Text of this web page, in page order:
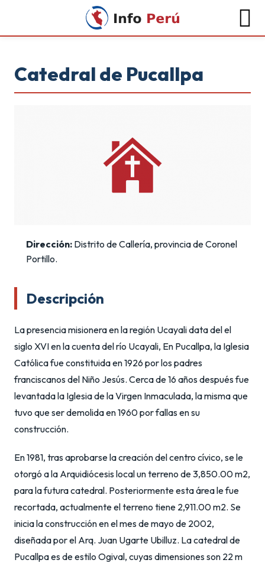
Catedral de Pucallpa
Dirección: Distrito de Callería, provincia de Coronel
Portillo.
Descripción
La presencia misionera en la región Ucayali data del el
siglo XVI en la cuenta del río Ucayali, En Pucallpa, la Iglesia
Católica fue constituida en 1926 por los padres
franciscanos del Niño Jesús. Cerca de 16 años después fue
levantada la Iglesia de la Virgen Inmaculada, la misma que
tuvo que ser demolida en 1960 por fallas en su
construcción.
En 1981, tras aprobarse la creación del centro cívico, se le
otorgó a la Arquidiócesis local un terreno de 3,850.00 m2,
para la futura catedral. Posteriormente esta área le fue
recortada, actualmente el terreno tiene 2,911.00 m2. Se
inicia la construcción en el mes de mayo de 2002,
diseñada por el Arq. Juan Ugarte Ubilluz. La catedral de
Pucallpa es de estilo Ogival, cuyas dimensiones son 22 m